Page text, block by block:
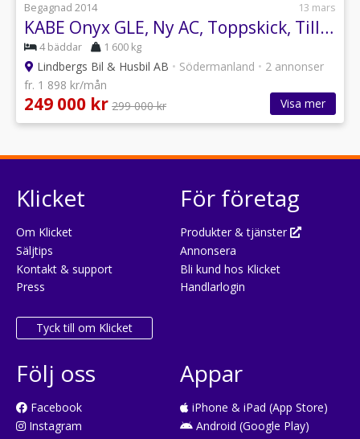
Begagnad 2014 13 mars
KABE Onyx GLE, Ny AC, Toppskick, Tillfälle
4 bäddar 1 600 kg
Lindbergs Bil & Husbil AB • Södermanland • 2 annonser
fr. 1 898 kr/mån
249 000 kr 299 000 kr Visa mer
Klicket
Om Klicket
Säljtips
Kontakt & support
Press
Tyck till om Klicket
För företag
Produkter & tjänster
Annonsera
Bli kund hos Klicket
Handlarlogin
Följ oss
Facebook
Instagram
Appar
iPhone & iPad (App Store)
Android (Google Play)